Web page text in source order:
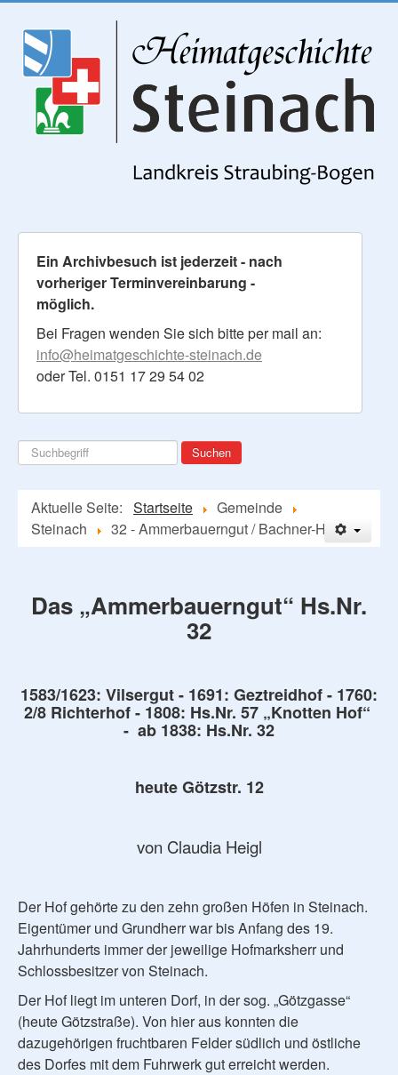
Ein Archivbesuch ist jederzeit - nach
vorheriger Terminvereinbarung -
möglich.
Bei Fragen wenden Sie sich bitte per mail an:
info@heimatgeschichte-steinach.de
oder Tel. 0151 17 29 54 02
Suchen
...
Suchen
Aktuelle Seite: Startseite
Gemeinde
Steinach
32 - Ammerbauerngut / Bachner-Hof
Das „Ammerbauerngut“ Hs.Nr.
32
1583/1623: Vilsergut - 1691: Geztreidhof - 1760:
2/8 Richterhof - 1808: Hs.Nr. 57 „Knotten Hof“
- ab 1838: Hs.Nr. 32
heute Götzstr. 12
von Claudia Heigl
Der Hof gehörte zu den zehn großen Höfen in Steinach.
Eigentümer und Grundherr war bis Anfang des 19.
Jahrhunderts immer der jeweilige Hofmarksherr und
Schlossbesitzer von Steinach.
Der Hof liegt im unteren Dorf, in der sog. „Götzgasse“
(heute Götzstraße). Von hier aus konnten die
dazugehörigen fruchtbaren Felder südlich und östliche
des Dorfes mit dem Fuhrwerk gut erreicht werden.